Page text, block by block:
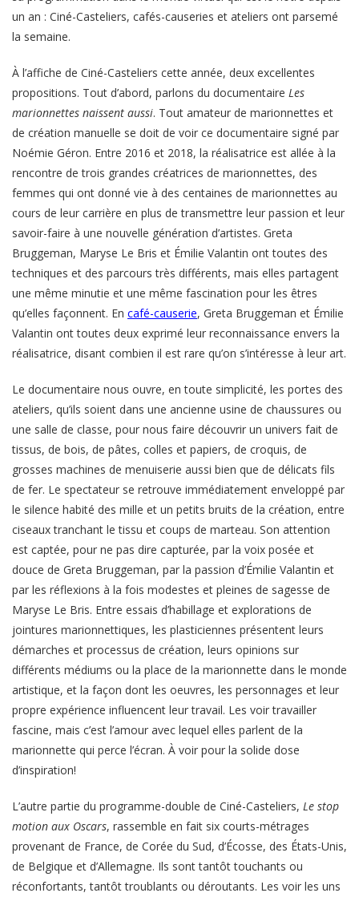
un an : Ciné-Casteliers, cafés-causeries et ateliers ont parsemé
la semaine.
À l’affiche de Ciné-Casteliers cette année, deux excellentes
propositions. Tout d’abord, parlons du documentaire Les
marionnettes naissent aussi. Tout amateur de marionnettes et
de création manuelle se doit de voir ce documentaire signé par
Noémie Géron. Entre 2016 et 2018, la réalisatrice est allée à la
rencontre de trois grandes créatrices de marionnettes, des
femmes qui ont donné vie à des centaines de marionnettes au
cours de leur carrière en plus de transmettre leur passion et leur
savoir-faire à une nouvelle génération d’artistes. Greta
Bruggeman, Maryse Le Bris et Émilie Valantin ont toutes des
techniques et des parcours très différents, mais elles partagent
une même minutie et une même fascination pour les êtres
qu’elles façonnent. En café-causerie, Greta Bruggeman et Émilie
Valantin ont toutes deux exprimé leur reconnaissance envers la
réalisatrice, disant combien il est rare qu’on s’intéresse à leur art.
Le documentaire nous ouvre, en toute simplicité, les portes des
ateliers, qu’ils soient dans une ancienne usine de chaussures ou
une salle de classe, pour nous faire découvrir un univers fait de
tissus, de bois, de pâtes, colles et papiers, de croquis, de
grosses machines de menuiserie aussi bien que de délicats fils
de fer. Le spectateur se retrouve immédiatement enveloppé par
le silence habité des mille et un petits bruits de la création, entre
ciseaux tranchant le tissu et coups de marteau. Son attention
est captée, pour ne pas dire capturée, par la voix posée et
douce de Greta Bruggeman, par la passion d’Émilie Valantin et
par les réflexions à la fois modestes et pleines de sagesse de
Maryse Le Bris. Entre essais d’habillage et explorations de
jointures marionnettiques, les plasticiennes présentent leurs
démarches et processus de création, leurs opinions sur
différents médiums ou la place de la marionnette dans le monde
artistique, et la façon dont les oeuvres, les personnages et leur
propre expérience influencent leur travail. Les voir travailler
fascine, mais c’est l’amour avec lequel elles parlent de la
marionnette qui perce l’écran. À voir pour la solide dose
d’inspiration!
L’autre partie du programme-double de Ciné-Casteliers, Le stop
motion aux Oscars, rassemble en fait six courts-métrages
provenant de France, de Corée du Sud, d’Écosse, des États-Unis,
de Belgique et d’Allemagne. Ils sont tantôt touchants ou
réconfortants, tantôt troublants ou déroutants. Les voir les uns